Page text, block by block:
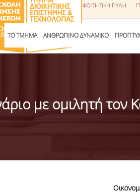
ΦΟΙΤΗΤΙΚΗ ΠΥΛΗ
ΤΟ ΤΜΗΜΑ ΑΝΘΡΩΠΙΝΟ ΔΥΝΑΜΙΚΟ
με ομιλητή